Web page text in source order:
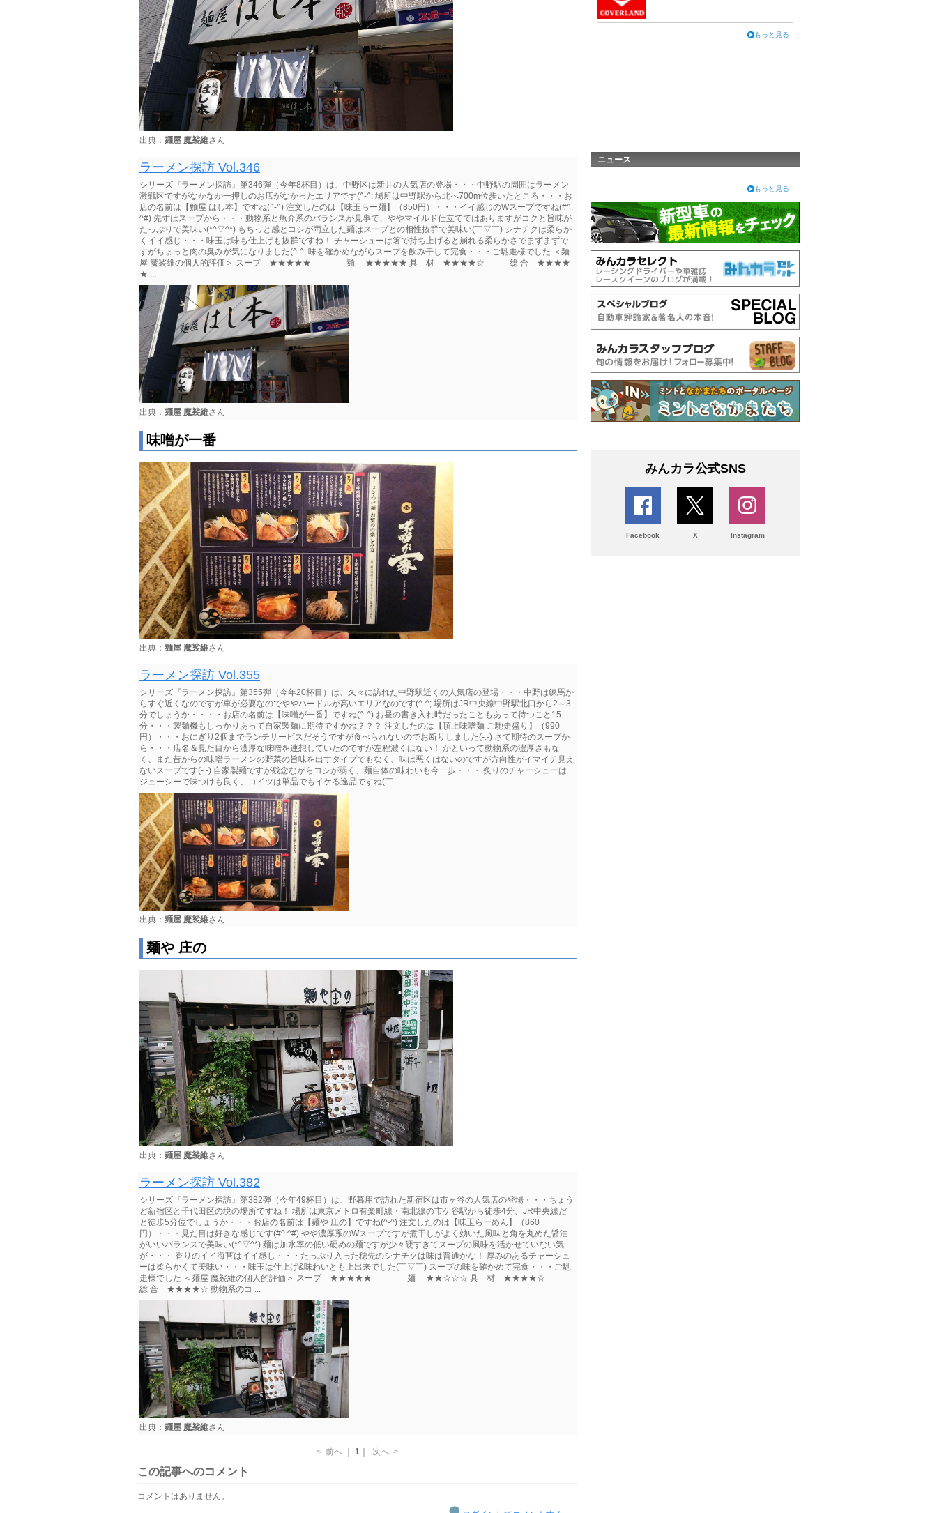
出典： 麺屋 魔裟維さん
ラーメン探訪 Vol.346
シリーズ『ラーメン探訪』第346弾（今年8杯目）は、中野区は新井の人気店の登場・・・中野駅の周囲はラーメン
激戦区ですがなかなか一押しのお店がなかったエリアです(^-^; 場所は中野駅から北へ700m位歩いたところ・・・お
店の名前は【麵屋 はし本】ですね(^-^) 注文したのは【味玉らー麺】（850円）・・・イイ感じのWスープですね(#^.
^#) 先ずはスープから・・・動物系と魚介系のバランスが見事で、ややマイルド仕立てではありますがコクと旨味が
たっぷりで美味い(*^▽^*) もちっと感とコシが両立した麺はスープとの相性抜群で美味い(￣▽￣) シナチクは柔らか
くイイ感じ・・・味玉は味も仕上げも抜群ですね！ チャーシューは箸で持ち上げると崩れる柔らかさでまずまずで
すがちょっと肉の臭みが気になりました(^-^; 味を確かめながらスープを飲み干して完食・・・ご馳走様でした ＜麺
屋 魔裟維の個人的評価＞ スープ ★★★★★ 麺 ★★★★★ 具 材 ★★★★☆ 総 合 ★★★★
★ ...
出典： 麺屋 魔裟維さん
味噌が一番
出典： 麺屋 魔裟維さん
ラーメン探訪 Vol.355
シリーズ『ラーメン探訪』第355弾（今年20杯目）は、久々に訪れた中野駅近くの人気店の登場・・・中野は練馬か
らすぐ近くなのですが車が必要なのでややハードルが高いエリアなのです(^-^; 場所はJR中央線中野駅北口から2～3
分でしょうか・・・・お店の名前は【味噌が一番】ですね(^-^) お昼の書き入れ時だったこともあって待つこと15
分・・・製麺機もしっかりあって自家製麺に期待ですかね？？？ 注文したのは【頂上味噌麺 ご馳走盛り】（990
円）・・・おにぎり2個までランチサービスだそうですが食べられないのでお断りしました(-.-) さて期待のスープか
ら・・・店名＆見た目から濃厚な味噌を連想していたのですが左程濃くはない！ かといって動物系の濃厚さもな
く、また昔からの味噌ラーメンの野菜の旨味を出すタイプでもなく、味は悪くはないのですが方向性がイマイチ見え
ないスープです(-.-) 自家製麺ですが残念ながらコシが弱く、麺自体の味わいも今一歩・・・ 炙りのチャーシューは
ジューシーで味つけも良く、コイツは単品でもイケる逸品ですね(￣ ...
出典： 麺屋 魔裟維さん
麺や 庄の
出典： 麺屋 魔裟維さん
ラーメン探訪 Vol.382
シリーズ『ラーメン探訪』第382弾（今年49杯目）は、野暮用で訪れた新宿区は市ヶ谷の人気店の登場・・・ちょう
ど新宿区と千代田区の境の場所ですね！ 場所は東京メトロ有楽町線・南北線の市ケ谷駅から徒歩4分、JR中央線だ
と徒歩5分位でしょうか・・・お店の名前は【麺や 庄の】ですね(^-^) 注文したのは【味玉らーめん】（860
円）・・・見た目は好きな感じです(#^.^#) やや濃厚系のWスープですが煮干しがよく効いた風味と角を丸めた醤油
がいいバランスで美味い(*^▽^*) 麺は加水率の低い硬めの麺ですが少々硬すぎてスープの風味を活かせていない気
が・・・ 香りのイイ海苔はイイ感じ・・・たっぷり入った穂先のシナチクは味は普通かな！ 厚みのあるチャーシュ
ーは柔らかくて美味い・・・味玉は仕上げ&味わいとも上出来でした(￣▽￣) スープの味を確かめて完食・・・ご馳
走様でした ＜麺屋 魔裟維の個人的評価＞ スープ ★★★★★ 麺 ★★☆☆☆ 具 材 ★★★★☆
総 合 ★★★★☆ 動物系のコ ...
出典： 麺屋 魔裟維さん
< 前へ ｜ 1 ｜ 次へ >
この記事へのコメント
コメントはありません。
もっと見る
ニュース
もっと見る
みんカラ公式SNS
Facebook X Instagram